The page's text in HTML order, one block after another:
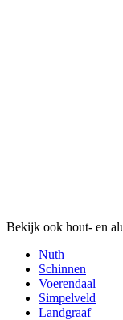
Bekijk ook hout- en
Nuth
Schinnen
Voerendaal
Simpelveld
Landgraaf